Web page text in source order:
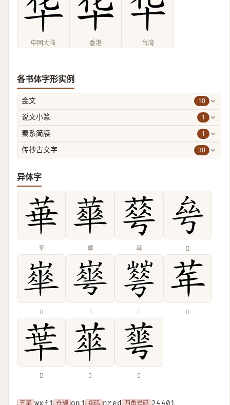
中国大陆 香港 台湾
各书体字形实例
金文 10
说文小篆 1
秦系简牍 1
传抄古文字 30
异体字
華 蕐 䔢 𠫫
𡼀 𡼙 𡾀 𦮴
𦰗 𦶎 𦻏
五笔 wxfj 仓颉 opj 郑码 nred 四角号码 24401